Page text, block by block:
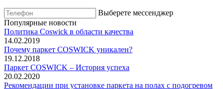
Выберете мессенджер
Популярные новости
Политика Coswick в области качества
14.02.2019
Почему паркет COSWICK уникален?
19.12.2018
Паркет COSWICK – История успеха
20.02.2020
Рекомендации при установке паркета на полах с подогревом